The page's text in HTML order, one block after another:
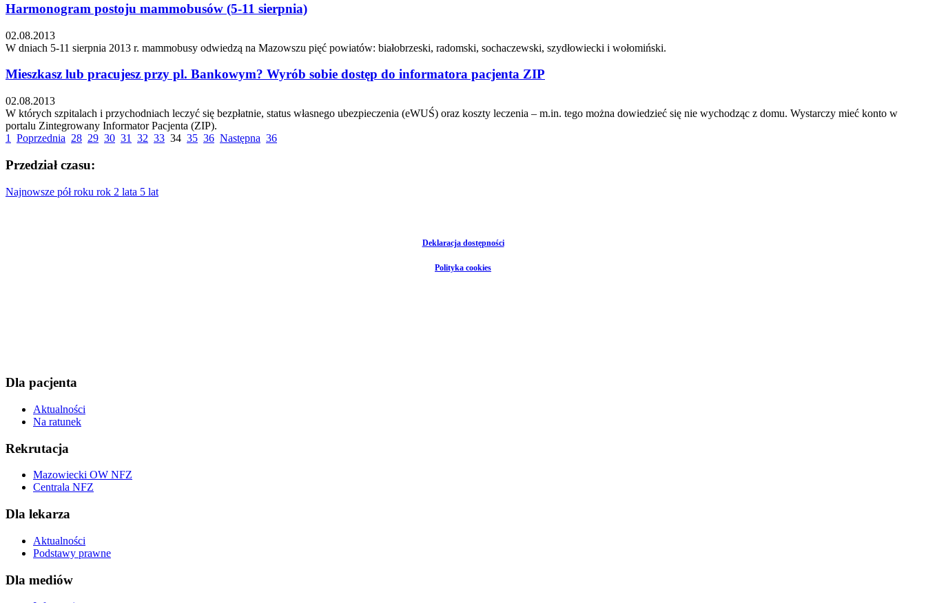
Harmonogram postoju mammobusów (5-11 sierpnia)
02.08.2013
W dniach 5-11 sierpnia 2013 r. mammobusy odwiedzą na Mazowszu pięć powiatów: białobrzeski, radomski, sochaczewski, szydłowiecki i wołomiński.
Mieszkasz lub pracujesz przy pl. Bankowym? Wyrób sobie dostęp do informatora pacjenta ZIP
02.08.2013
W których szpitalach i przychodniach leczyć się bezpłatnie, status własnego ubezpieczenia (eWUŚ) oraz koszty leczenia – m.in. tego można dowiedzieć się nie wychodząc z domu. Wystarczy mieć konto w
portalu Zintegrowany Informator Pacjenta (ZIP).
1
Poprzednia 28 29 30 31 32 33 34 35 36 Następna 36
Przedział czasu:
Najnowsze pół roku rok 2 lata 5 lat
Deklaracja dostępności
Polityka cookies
Dla pacjenta
Aktualności
Na ratunek
Rekrutacja
Mazowiecki OW NFZ
Centrala NFZ
Dla lekarza
Aktualności
Podstawy prawne
Dla mediów